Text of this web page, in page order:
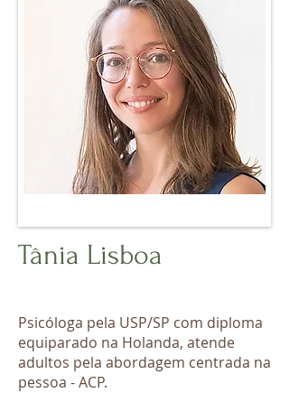
Tânia Lisboa
Psicóloga pela USP/SP com diploma
equiparado na Holanda, atende
adultos pela abordagem centrada na
pessoa - ACP.